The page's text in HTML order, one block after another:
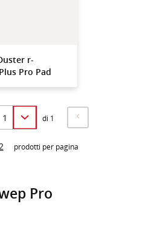
r-
Pro Pad
di 1
prodotti per pagina
Pro